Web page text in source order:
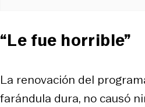
“Le fue horrible”
La renovación del
farándula dura, no causó